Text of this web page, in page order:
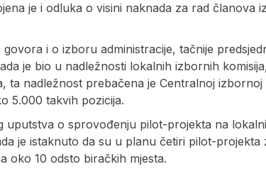
je i odluka o visini naknada za rad članova
govora i o izboru administracije, tačnije
je bio u nadležnosti lokalnih izbornih
ta nadležnost prebačena je Centralnoj
5.000 takvih pozicija.
uputstva o sprovođenju pilot-projekta na
je istaknuto da su u planu četiri pilot-projekta
oko 10 odsto biračkih mjesta.